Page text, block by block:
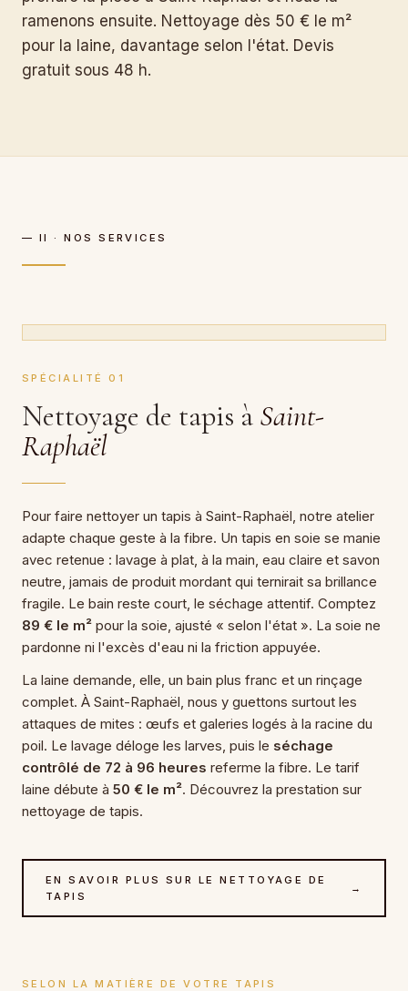
ramenons ensuite. Nettoyage dès 50 € le m²
pour la laine, davantage selon l'état. Devis
gratuit sous 48 h.
— II · NOS SERVICES
SPÉCIALITÉ 01
Nettoyage de tapis à Saint-
Raphaël
Pour faire nettoyer un tapis à Saint-Raphaël, notre atelier
adapte chaque geste à la fibre. Un tapis en soie se manie
avec retenue : lavage à plat, à la main, eau claire et savon
neutre, jamais de produit mordant qui ternirait sa brillance
fragile. Le bain reste court, le séchage attentif. Comptez
89 € le m² pour la soie, ajusté « selon l'état ». La soie ne
pardonne ni l'excès d'eau ni la friction appuyée.
La laine demande, elle, un bain plus franc et un rinçage
complet. À Saint-Raphaël, nous y guettons surtout les
attaques de mites : œufs et galeries logés à la racine du
poil. Le lavage déloge les larves, puis le séchage
contrôlé de 72 à 96 heures referme la fibre. Le tarif
laine débute à 50 € le m². Découvrez la prestation sur
nettoyage de tapis.
EN SAVOIR PLUS SUR LE NETTOYAGE DE
TAPIS
→
SELON LA MATIÈRE DE VOTRE TAPIS